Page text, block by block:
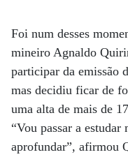
Foi num desses
mineiro Agnaldo
participar da emissão
mas decidiu ficar de
uma alta de mais de
“Vou passar a estudar
aprofundar”, afirmou